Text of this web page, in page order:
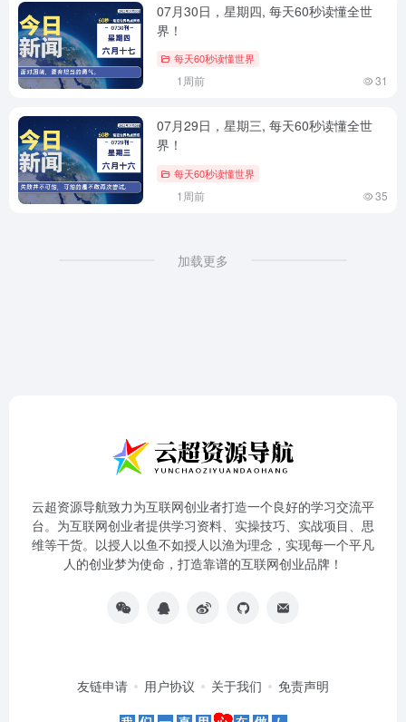
07月30日，星期四, 每天60秒读懂全世
界！
每天60秒读懂世界
1周前 31
07月29日，星期三, 每天60秒读懂全世
界！
每天60秒读懂世界
1周前 35
加载更多
云超资源导航致力为互联网创业者打造一个良好的学习交流平
台。为互联网创业者提供学习资料、实操技巧、实战项目、思
维等干货。以授人以鱼不如授人以渔为理念，实现每一个平凡
人的创业梦为使命，打造靠谱的互联网创业品牌！
友链申请 用户协议 关于我们 免责声明